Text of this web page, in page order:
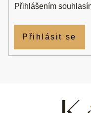
Přihlášením
Přihlásit se